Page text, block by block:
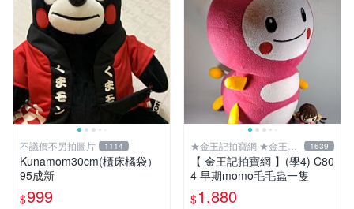
不議價不另拍圖片 1114
Kunamom30cm(櫃床橘袋）
95成新
$999
★金王記拍寶網 ★金王記
拍寶趣
1639
【 金王記拍寶網 】(學4) C80
4 早期momo毛毛蟲一隻
$1,880